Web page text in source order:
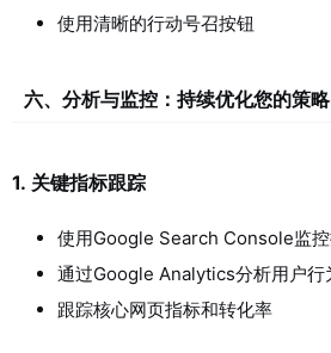
使用清晰的行动号召按钮
六、分析与监控：持续优化您的策略
1. 关键指标跟踪
使用Google Search Console监
通过Google Analytics分析用户行
跟踪核心网页指标和转化率